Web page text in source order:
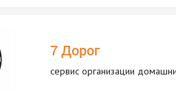
7 Дорог
сервис организации